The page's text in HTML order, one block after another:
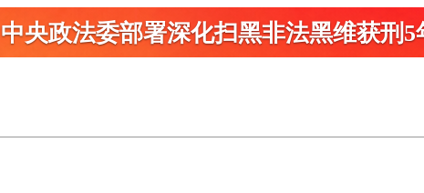
中央政法委部署深化扫黑非法黑维获刑5